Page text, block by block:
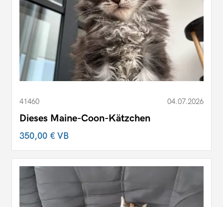
41460 04.07.2026
Dieses Maine-Coon-Kätzchen
350,00 €VB